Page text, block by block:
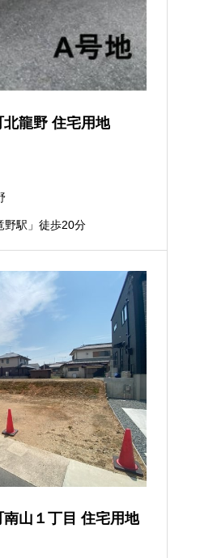
龍野 住宅用地
野駅」徒歩20分
山１丁目 住宅用地